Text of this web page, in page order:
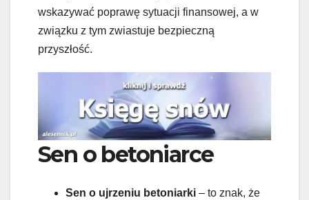
wskazywać poprawę sytuacji finansowej, a w
związku z tym zwiastuje bezpieczną
przyszłość.
Sen o betoniarce
Sen o ujrzeniu betoniarki – to znak, że